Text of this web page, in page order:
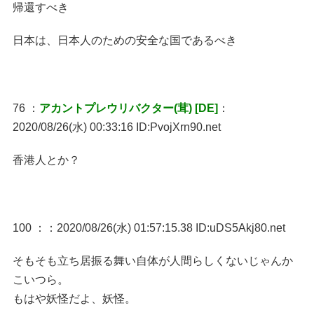
帰還すべき
日本は、日本人のための安全な国であるべき
76 ： アカントプレウリバクター(茸) [DE] ：
2020/08/26(水) 00:33:16 ID:PvojXrn90.net
香港人とか？
100 ： ：2020/08/26(水) 01:57:15.38 ID:uDS5Akj80.net
そもそも立ち居振る舞い自体が人間らしくないじゃんか
こいつら。
もはや妖怪だよ、妖怪。